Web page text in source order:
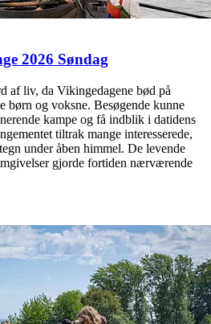
2026 Søndag
af liv, da Vikingedagene bød på
børn og voksne. Besøgende kunne
kampe og få indblik i datidens
tiltrak mange interesserede,
under åben himmel. De levende
gjorde fortiden nærværende